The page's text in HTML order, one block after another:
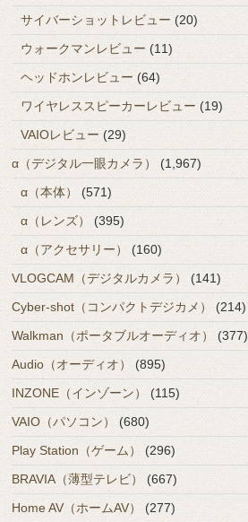
サイバーショットレビュー (20)
ウォークマンレビュー (11)
ヘッドホンレビュー (64)
ワイヤレススピーカーレビュー (19)
VAIOレビュー (29)
α（デジタル一眼カメラ）
(1,967)
α（本体） (571)
α（レンズ）
(395)
α（アクセサリー）
(160)
VLOGCAM（デジタルカメラ）
(141)
Cyber-shot（コンパクトデジカメ）
(214)
Walkman（ポータブルオーディオ）
(377)
Audio（オーディオ）
(895)
INZONE（インゾーン）
(115)
VAIO（パソコン）
(680)
Play Station（ゲーム）
(296)
BRAVIA（薄型テレビ）
(667)
Home AV（ホームAV）
(277)